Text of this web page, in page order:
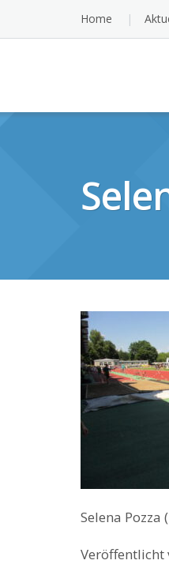
content
Home
Selena Pozza
Veröffentlicht